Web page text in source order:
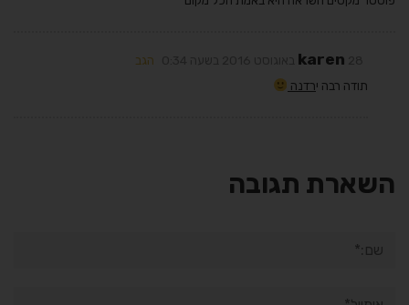
karen
הגב
תודה רבה ירדנה
השארת תגובה